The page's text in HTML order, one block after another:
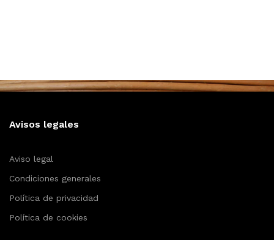
Avisos legales
Aviso legal
Condiciones generales
Política de privacidad
Política de cookies